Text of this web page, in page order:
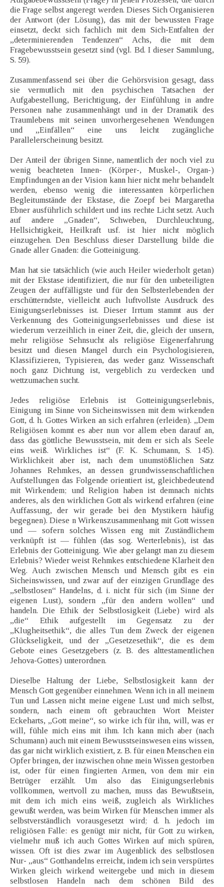
die Frage selbst angeregt werden. Dieses Sich Organisieren
der Antwort (der Lösung), das mit der bewussten Frage
einsetzt, deckt sich fachlich mit dem Sich-Entfalten der
„determinierenden Tendenzen“ Achs, die mit dem
Fragebewusstsein gesetzt sind (vgl. Bd. I dieser Sammlung,
S. 59).
Zusammenfassend sei über die Gehörsvision gesagt, dass
sie vermutlich mit den psychischen Tatsachen der
Aufgabestellung, Berichtigung, der Einfühlung in andre
Personen nahe zusammenhängt und in der Dramatik des
Traumlebens mit seinen unvorhergesehenen Wendungen
und „Einfällen“ eine uns leicht zugängliche
Parallelerscheinung besitzt.
Der Anteil der übrigen Sinne, namentlich der noch viel zu
wenig beachteten Innen- (Körper-, Muskel-, Organ-)
Empfindungen an der Vision kann hier nicht mehr behandelt
werden, ebenso wenig die interessanten körperlichen
Begleitumstände der Ekstase, die Zoepf bei Margaretha
Ebner ausführlich schildert und ins rechte Licht setzt. Auch
auf andere „Gnaden“, Schweben, Durchleuchtung,
Hellsichtigkeit, Heilkraft usf. ist hier nicht möglich
einzugehen. Den Beschluss dieser Darstellung bilde die
Gnade aller Gnaden: die Gotteinigung.
Man hat sie tatsächlich (wie auch Heiler wiederholt getan)
mit der Ekstase identifiziert, die nur für den unbeteiligten
Zeugen der auffälligste und für den Selbsterlebenden der
erschütterndste, vielleicht auch luftvollste Ausdruck des
Einigungserlebnisses ist. Dieser Irrtum stammt aus der
Verkennung des Gotteinigungserlebnisses und diese ist
wiederum verzeihlich in einer Zeit, die, gleich der unsern,
mehr religiöse Sehnsucht als religiöse Eigenerfahrung
besitzt und diesen Mangel durch ein Psychologisieren,
Klassifizieren, Typisieren, das weder ganz Wissenschaft
noch ganz Dichtung ist, vergeblich zu verdecken und
wettzumachen sucht.
Jedes religiöse Erlebnis ist Gotteinigungserlebnis,
Einigung im Sinne von Sicheinswissen mit dem wirkenden
Gott, d. h. Gottes Wirken an sich erfahren (erleiden). „Dem
Religiösen kommt es aber nun vor allem eben darauf an,
dass das göttliche Bewusstsein, mit dem er sich als Seele
eins weiß. Wirkliches ist“ (F. K. Schumann, S. 145).
Wirklichkeit aber ist, nach dem unumstößlichen Satz
Johannes Rehmkes, an dessen grundwissenschaftlichen
Aufstellungen das Folgende orientiert ist, gleichbedeutend
mit Wirkendem; und Religion haben ist demnach nichts
anderes, als den wirklichen Gott als wirkend erfahren (eine
Auffassung, der wir gerade bei den Mystikern häufig
begegnen). Diese n Wirkenszusammenhang mit Gott wissen
und — sofern solches Wissen eng mit Zuständlichem
verknüpft ist — fühlen (das sog. Werterlebnis), ist das
Erlebnis der Gotteinigung. Wie aber gelangt man zu diesem
Erlebnis? Wieder weist Rehmkes entschiedene Klarheit den
Weg. Auch zwischen Mensch und Mensch gibt es ein
Sicheinswissen, und zwar auf der einzigen Grundlage des
„selbstlosen“ Handelns, d. i. nicht für sich (im Sinne der
eigenen Lust), sondern „für den andern wollen“ und
handeln. Die Ethik der Selbstlosigkeit (Liebe) wird als
„die“ Ethik aufgestellt im Gegensatz zu der
„Klugheitsethik“, die alles Tun dem Zweck der eigenen
Glückseligkeit, und der „Gesetzesethik“, die es dem
Gebote eines Gesetzgebers (z. B. des alttestamentlichen
Jehova-Gottes) unterordnen.
Dieselbe Haltung der Liebe, Selbstlosigkeit kann der
Mensch Gott gegenüber einnehmen. Wenn ich in all meinem
Tun und Lassen nicht meine eigene Lust und mich selbst,
sondern, nach einem oft gebrauchten Wort Meister
Eckeharts, „Gott meine“, so wirke ich für ihn, will, was er
will, fühle mich eins mit ihm. Ich kann mich aber (nach
Schumann) auch mit einem Bewusstseinswesen eins wissen,
das gar nicht wirklich existiert, z. B. für einen Menschen ein
Opfer bringen, der inzwischen ohne mein Wissen gestorben
ist, oder für einen fingierten Armen, von dem mir ein
Betrüger erzählt. Um also das Einigungserlebnis
vollkommen, wertvoll zu machen, muss das Bewußtsein,
mit dem ich mich eins weiß, zugleich als Wirkliches
gewußt werden, was beim Wirken für Menschen immer als
selbstverständlich vorausgesetzt wird; d. h. jedoch im
religiösen Falle: es genügt mir nicht, für Gott zu wirken,
vielmehr muß ich auch Gottes Wirken auf mich spüren,
wissen. Oft ist dies zwar im Augenblick des selbstlosen
Nur- „aus“ Gotthandelns erreicht, indem ich sein verspürtes
Wirken gleich wirkend weitergebe und mich in diesem
selbstlosen Handeln nach dem schönen Bild des